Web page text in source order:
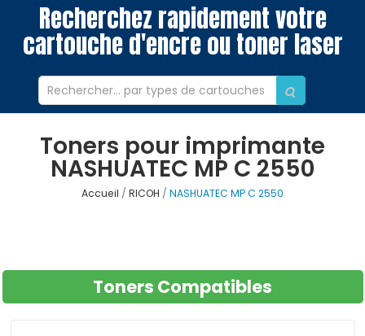
Recherchez rapidement votre
cartouche d'encre ou toner laser
Toners pour imprimante
NASHUATEC MP C 2550
Accueil RICOH NASHUATEC MP C 2550
Toners Compatibles